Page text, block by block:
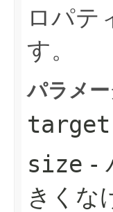
ロパテ
す。
パラメ
target
size -
きくな